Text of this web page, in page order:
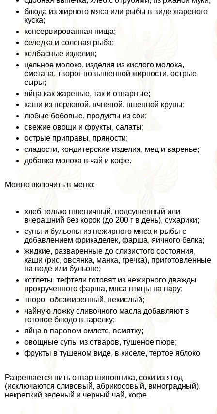
блюда из жирного мяса или рыбы в виде жареного
куска;
консервированная пища;
селедка и соленая рыба;
колбасные изделия;
цельное молоко, изделия из кислого молока,
сметана, творог повышенной жирности, острые
сыры;
яйца как жареные, так и отварные;
каши из перловой, ячневой, пшенной крупы;
любые бобовые, продукты из сои;
свежие овощи и фрукты, салаты;
острые приправы, пряности;
сладости, кондитерские изделия, мед и варенье;
добавка молока в чай и кофе.
Можно включить в меню:
хлеб только пшеничный, подсушенный или
вчерашний без корок (до 200 г в день), сухарики;
супы и бульоны из нежирного мяса и рыбы с
добавлением фрикаделек, фарша, яичного белка;
жидкие, разваренные до слизистого состояния,
каши (рис, овсянка, манка, гречка), приготовленные
на воде или бульоне;
котлеты, тефтели готовят из нежирного дважды
прокрученного фарша, мяса птицы на пару;
творог обезжиренный, некислый;
чайную ложку сливочного масла добавляют в
готовое блюдо в тарелку;
яйца в паровом омлете, всмятку;
овощные супы из отваров, тушеное пюре;
фрукты в тушеном виде, в киселе, тертое яблоко.
Разрешается пить отвар шиповника, соки из ягод
(исключаются сливовый, абрикосовый, виноградный),
некрепкий зеленый и черный чай, кофе.